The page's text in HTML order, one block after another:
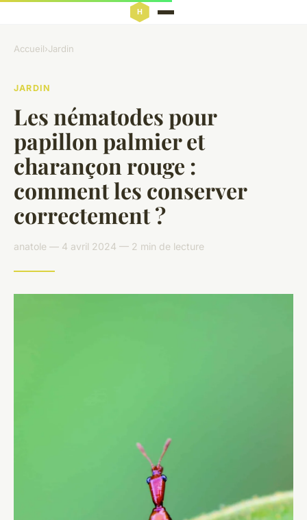
Accueil›Jardin
JARDIN
Les nématodes pour
papillon palmier et
charançon rouge :
comment les conserver
correctement ?
anatole — 4 avril 2024 — 2 min de lecture